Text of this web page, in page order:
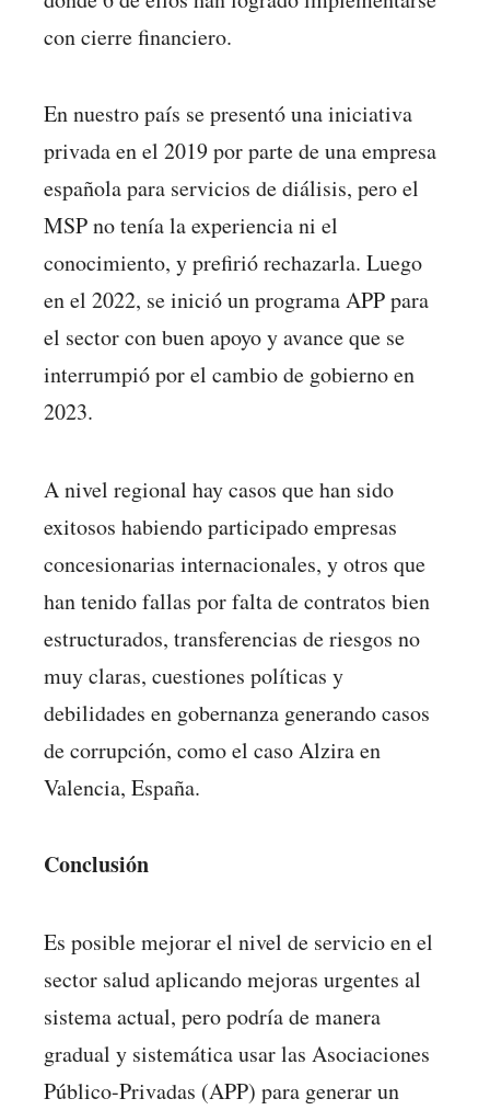
con cierre financiero.
En nuestro país se presentó una iniciativa
privada en el 2019 por parte de una empresa
española para servicios de diálisis, pero el
MSP no tenía la experiencia ni el
conocimiento, y prefirió rechazarla. Luego
en el 2022, se inició un programa APP para
el sector con buen apoyo y avance que se
interrumpió por el cambio de gobierno en
2023.
A nivel regional hay casos que han sido
exitosos habiendo participado empresas
concesionarias internacionales, y otros que
han tenido fallas por falta de contratos bien
estructurados, transferencias de riesgos no
muy claras, cuestiones políticas y
debilidades en gobernanza generando casos
de corrupción, como el caso Alzira en
Valencia, España.
Conclusión
Es posible mejorar el nivel de servicio en el
sector salud aplicando mejoras urgentes al
sistema actual, pero podría de manera
gradual y sistemática usar las Asociaciones
Público-Privadas (APP) para generar un